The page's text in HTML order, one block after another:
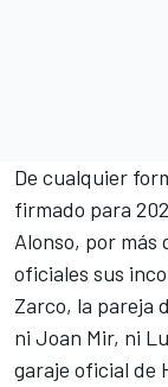
De cualquier
firmado para
Alonso, por más
oficiales sus
Zarco, la pareja
ni Joan Mir, ni
garaje oficial de